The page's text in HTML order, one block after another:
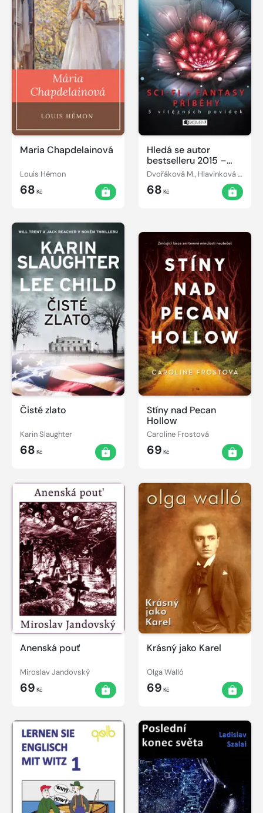
Maria Chapdelainová
Louis Hémon
68 Kč
Hledá se autor
bestselleru 2015 –
Sci-fi a fantasy
příběhy
Dvořáková M., Hlavinková L., Kolda J., Švejnoha J., Svozilová L.
68 Kč
Čisté zlato
Karin Slaughter
68 Kč
Stíny nad Pecan
Hollow
Caroline Frostová
69 Kč
Anenská pouť
Miroslav Jandovský
69 Kč
Krásný jako Karel
Olga Walló
69 Kč